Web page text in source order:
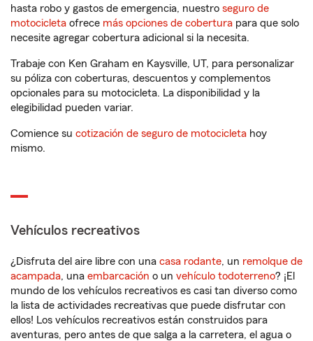
hasta robo y gastos de emergencia, nuestro seguro de
motocicleta ofrece más opciones de cobertura para que solo
necesite agregar cobertura adicional si la necesita.
Trabaje con Ken Graham en Kaysville, UT, para personalizar
su póliza con coberturas, descuentos y complementos
opcionales para su motocicleta. La disponibilidad y la
elegibilidad pueden variar.
Comience su cotización de seguro de motocicleta hoy
mismo.
Vehículos recreativos
¿Disfruta del aire libre con una casa rodante, un remolque de
acampada, una embarcación o un vehículo todoterreno? ¡El
mundo de los vehículos recreativos es casi tan diverso como
la lista de actividades recreativas que puede disfrutar con
ellos! Los vehículos recreativos están construidos para
aventuras, pero antes de que salga a la carretera, el agua o